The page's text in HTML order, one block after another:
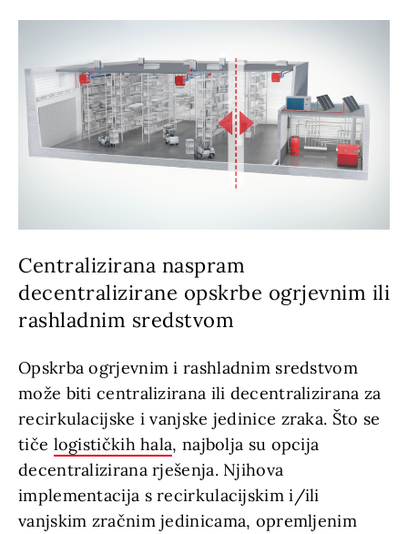
Centralizirana naspram
decentralizirane opskrbe ogrjevnim ili
rashladnim sredstvom
Opskrba ogrjevnim i rashladnim sredstvom
može biti centralizirana ili decentralizirana za
recirkulacijske i vanjske jedinice zraka. Što se
tiče logističkih hala, najbolja su opcija
decentralizirana rješenja. Njihova
implementacija s recirkulacijskim i/ili
vanjskim zračnim jedinicama, opremljenim